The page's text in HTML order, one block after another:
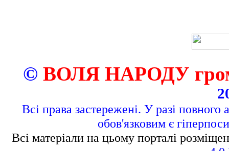
© ВОЛЯ НАРОДУ
Всі права застережені. У разі повного
обов'язковим є
Всі матеріали на цьому порталі